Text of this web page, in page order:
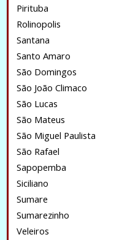
Pirituba
Rolinopolis
Santana
Santo Amaro
São Domingos
São João Climaco
São Lucas
São Mateus
São Miguel Paulista
São Rafael
Sapopemba
Siciliano
Sumare
Sumarezinho
Veleiros